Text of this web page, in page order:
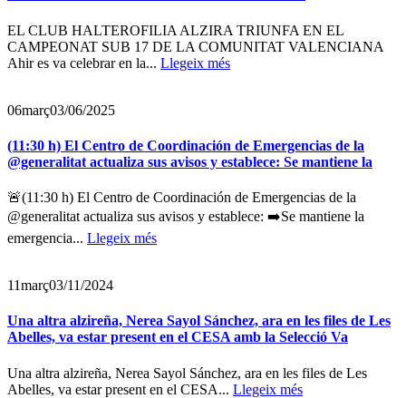
EL CLUB HALTEROFILIA ALZIRA TRIUNFA EN EL
CAMPEONAT SUB 17 DE LA COMUNITAT VALENCIANA
Ahir es va celebrar en la... Llegeix més
06març03/06/2025
(11:30 h) El Centro de Coordinación de Emergencias de la
@generalitat actualiza sus avisos y establece: Se mantiene la
🚨(11:30 h) El Centro de Coordinación de Emergencias de la
@generalitat actualiza sus avisos y establece: ➡️Se mantiene la
emergencia... Llegeix més
11març03/11/2024
Una altra alzireña, Nerea Sayol Sánchez, ara en les files de Les
Abelles, va estar present en el CESA amb la Selecció Va
Una altra alzireña, Nerea Sayol Sánchez, ara en les files de Les
Abelles, va estar present en el CESA... Llegeix més